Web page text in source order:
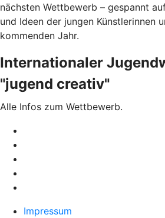
nächsten Wettbewerb – gespannt
und Ideen der jungen Künstlerinnen
kommenden Jahr.
Internationaler
"jugend creativ"
Alle Infos zum Wettbewerb.
Impressum